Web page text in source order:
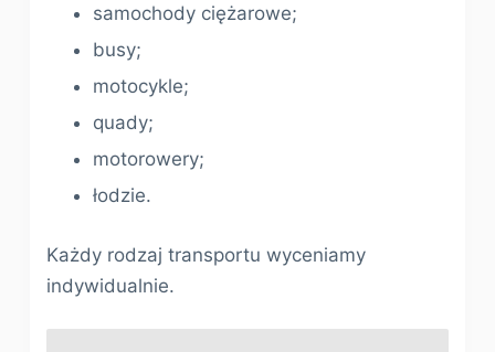
samochody ciężarowe;
busy;
motocykle;
quady;
motorowery;
łodzie.
Każdy rodzaj transportu wyceniamy
indywidualnie.